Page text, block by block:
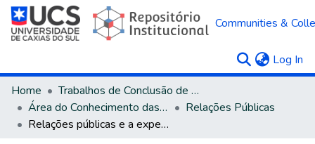
Communities &
Log In
Home
Trabalhos de Conclusão de Curso
Área do Conhecimento das Ciências Sociais Aplicadas
Relações Públicas
Relações públicas e a experiência do cliente no ambiente digital: um diferencial estratégico para pequenos varejos